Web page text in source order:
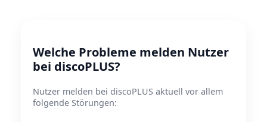
Welche Probleme melden Nutzer
bei discoPLUS?
Nutzer melden bei discoPLUS aktuell vor allem
folgende Störungen: